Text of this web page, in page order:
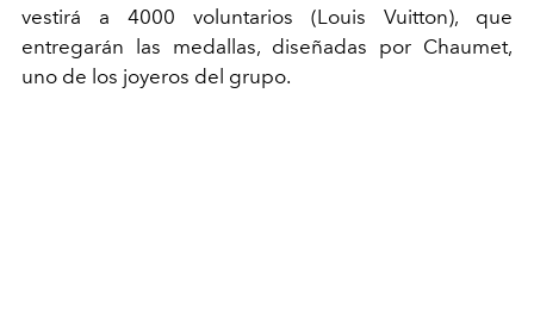
vestirá a 4000 voluntarios (Louis Vuitton), que
entregarán las medallas, diseñadas por Chaumet,
uno de los joyeros del grupo.